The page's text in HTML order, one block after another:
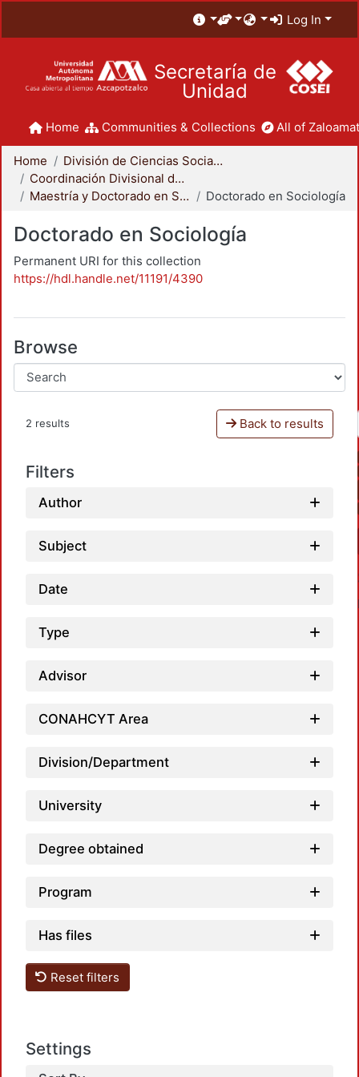
Log In
Secretaría de
Unidad
Home Communities & Collections All of
Home
División de Ciencias Sociales y Humanidades
Coordinación Divisional de Posgrado
Maestría y Doctorado en Sociología
Doctorado en Sociología
Doctorado en Sociología
Permanent URI for this collection
https://hdl.handle.net/11191/4390
Browse
2 results Back to results
Filters
Author
Subject
Date
Type
Advisor
CONAHCYT Area
Division/Department
University
Degree obtained
Program
Has files
Reset filters
Settings